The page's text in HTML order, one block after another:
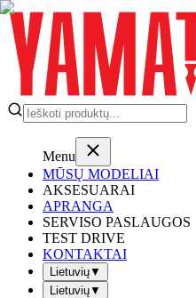
Menu
MŪSŲ MODELIAI
AKSESUARAI
APRANGA
SERVISO PASLAUGOS
TEST DRIVE
KONTAKTAI
Lietuvių▼
Lietuvių▼